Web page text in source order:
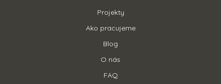
Projekty
Ako pracujeme
Blog
O nás
FAQ